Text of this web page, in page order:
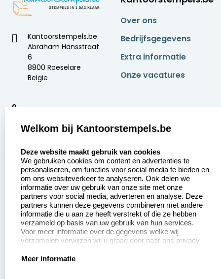
Kantoorstempels.be
Abraham Hansstraat
6
8800 Roeselare
België
9
Over ons
Bedrijfsgegevens
Extra informatie
Onze vacatures
Aanvraag op maat
Betaling &
Verzending
Wederverkoper
worden
Contact opnemen
Veel gestelde vragen
Retourneren
Herroepingsrecht
Productinformatie:
Welkom bij Kantoorstempels.be
Deze website maakt gebruik van cookies
We gebruiken cookies om content en advertenties te
personaliseren, om functies voor social media te bieden en
om ons websiteverkeer te analyseren. Ook delen we
informatie over uw gebruik van onze site met onze
partners voor social media, adverteren en analyse. Deze
partners kunnen deze gegevens combineren met andere
informatie die u aan ze heeft verstrekt of die ze hebben
verzameld op basis van uw gebruik van hun services.
Voor meer informatie over de gegevens welke wij
verzamelen verwijzen wij u graag door naar ons privacy
Meer informatie